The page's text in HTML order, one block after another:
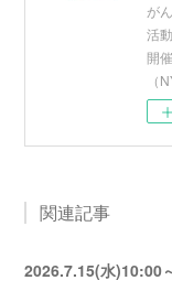
が
活
開
（
関連記事
2026.7.15(水)10:00